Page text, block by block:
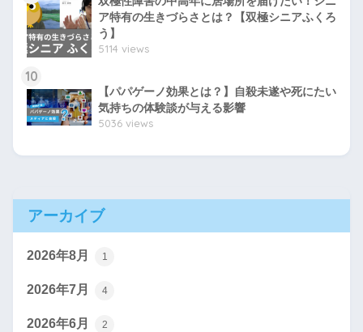
ア特有の生きづらさとは？【双極シニアふくろ
う】
5114 views
10
【パパゲーノ効果とは？】自殺未遂や死にたい
気持ちの体験談が与える影響
5036 views
アーカイブ
2026年8月 1
2026年7月 4
2026年6月 2